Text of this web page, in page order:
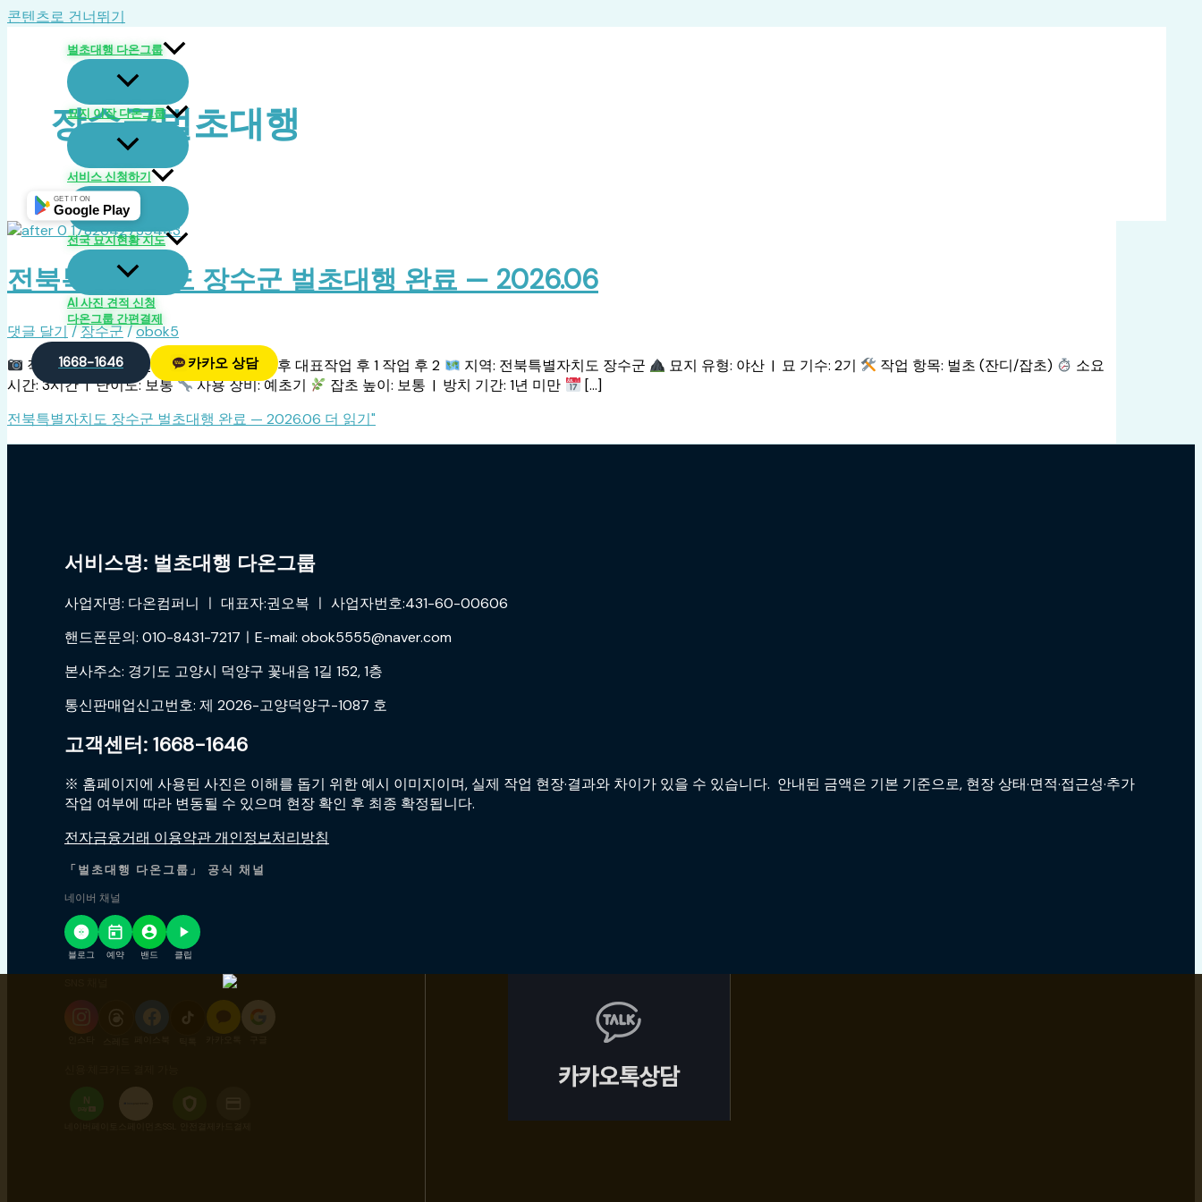
콘텐츠로 건너뛰기
벌초대행 다온그룹
묘지 이장 다온그룹
서비스 신청하기
전국 묘지현황 지도
AI 사진 견적 신청
다온그룹 간편결제
1668-1646 카카오 상담
GET IT ON
Google Play
장수군벌초대행
전북특별자치도 장수군 벌초대행 완료 — 2026.06
댓글 달기 /장수군/obok5
작업 전 대표작업 전 1 작업 전 2
작업 후 대표작업 후 1 작업 후 2 지역: 전북특별자치도 장수군 묘지 유형: 야산 | 묘 기수: 2기 작업 항목: 벌초 (잔디/잡초)
소요
시간: 3시간 | 난이도: 보통
사용 장비: 예초기 잡초 높이: 보통 | 방치 기간: 1년 미만
[…]
전북특별자치도 장수군 벌초대행 완료 — 2026.06 더 읽기"
서비스명: 벌초대행 다온그룹
사업자명: 다온컴퍼니 ㅣ 대표자:권오복 ㅣ 사업자번호:431-60-00606
핸드폰문의: 010-8431-7217ㅣE-mail: obok5555@naver.com
본사주소: 경기도 고양시 덕양구 꽃내음 1길 152, 1층
통신판매업신고번호: 제 2026-고양덕양구-1087 호
고객센터: 1668-1646
※ 홈페이지에 사용된 사진은 이해를 돕기 위한 예시 이미지이며, 실제 작업 현장·결과와 차이가 있을 수 있습니다. 안내된 금액은 기본 기준으로, 현장 상태·면적·접근성·추가
작업 여부에 따라 변동될 수 있으며 현장 확인 후 최종 확정됩니다.
전자금융거래 이용약관 개인정보처리방침
「벌초대행 다온그룹」 공식 채널
네이버 채널
블로그 예약 밴드 클립
N